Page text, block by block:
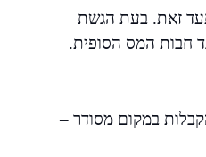
העוסק יתעד זאת. בעת הגשת
חבות המס הסופית.
במקום מסודר –